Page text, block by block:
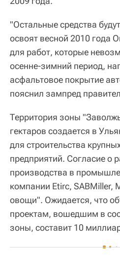
"Остальные средства
освоят весной 2010 года
для работ, которые
осенне-зимний период,
асфальтовое покрытие
пояснил зампред
Территория зоны
гектаров создается в
для строительства
предприятий. Согласие о
производства в
компании Etirc, SABMiller,
овощи". Ожидается, что
проектам, вошедшим в
зоны, составит 10